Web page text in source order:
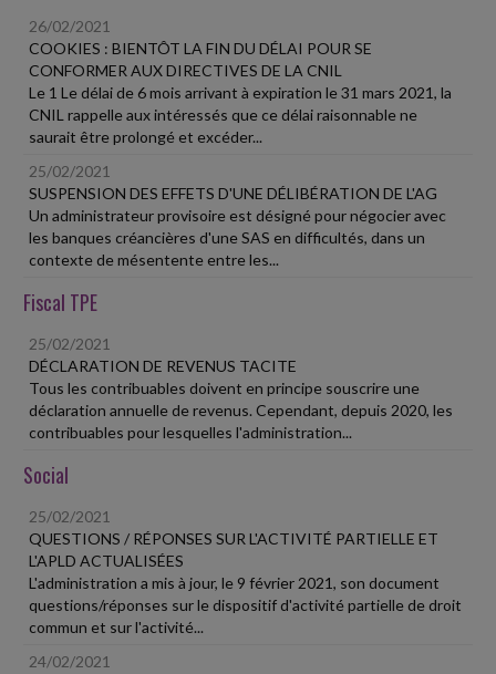
26/02/2021
COOKIES : BIENTÔT LA FIN DU DÉLAI POUR SE
CONFORMER AUX DIRECTIVES DE LA CNIL
Le 1 Le délai de 6 mois arrivant à expiration le 31 mars 2021, la
CNIL rappelle aux intéressés que ce délai raisonnable ne
saurait être prolongé et excéder...
25/02/2021
SUSPENSION DES EFFETS D'UNE DÉLIBÉRATION DE L'AG
Un administrateur provisoire est désigné pour négocier avec
les banques créancières d'une SAS en difficultés, dans un
contexte de mésentente entre les...
Fiscal TPE
25/02/2021
DÉCLARATION DE REVENUS TACITE
Tous les contribuables doivent en principe souscrire une
déclaration annuelle de revenus. Cependant, depuis 2020, les
contribuables pour lesquelles l'administration...
Social
25/02/2021
QUESTIONS / RÉPONSES SUR L'ACTIVITÉ PARTIELLE ET
L'APLD ACTUALISÉES
L'administration a mis à jour, le 9 février 2021, son document
questions/réponses sur le dispositif d'activité partielle de droit
commun et sur l'activité...
24/02/2021